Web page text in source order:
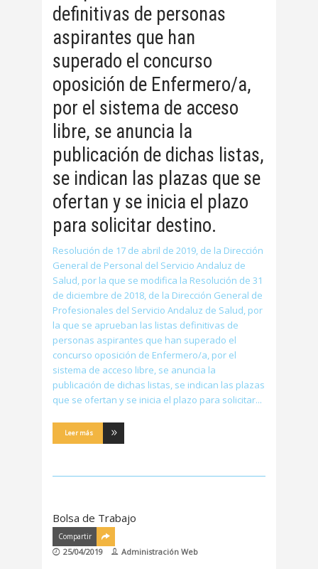
definitivas de personas
aspirantes que han
superado el concurso
oposición de Enfermero/a,
por el sistema de acceso
libre, se anuncia la
publicación de dichas listas,
se indican las plazas que se
ofertan y se inicia el plazo
para solicitar destino.
Resolución de 17 de abril de 2019, de la Dirección
General de Personal del Servicio Andaluz de
Salud, por la que se modifica la Resolución de 31
de diciembre de 2018, de la Dirección General de
Profesionales del Servicio Andaluz de Salud, por
la que se aprueban las listas definitivas de
personas aspirantes que han superado el
concurso oposición de Enfermero/a, por el
sistema de acceso libre, se anuncia la
publicación de dichas listas, se indican las plazas
que se ofertan y se inicia el plazo para solicitar
Leer más
Bolsa de Trabajo
Compartir
25/04/2019 Administración Web